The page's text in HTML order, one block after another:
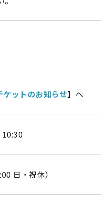
ケットのお知らせ】へ
10:30
日・祝休）